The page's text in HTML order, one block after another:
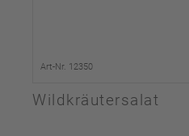
Art-Nr. 12350
Wildkräutersalat